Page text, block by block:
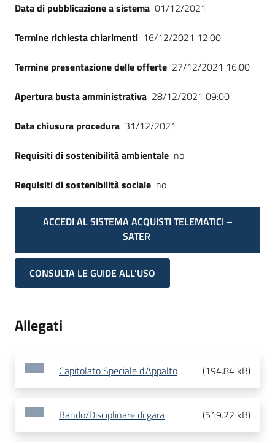
Data di pubblicazione a sistema 01/12/2021
Termine richiesta chiarimenti 16/12/2021 12:00
Termine presentazione delle offerte 27/12/2021 16:00
Apertura busta amministrativa 28/12/2021 09:00
Data chiusura procedura 31/12/2021
Requisiti di sostenibilità ambientale no
Requisiti di sostenibilità sociale no
ACCEDI AL SISTEMA ACQUISTI TELEMATICI –
SATER
CONSULTA LE GUIDE ALL'USO
Allegati
Capitolato Speciale d'Appalto (194.84 kB)
Bando/Disciplinare di gara (519.22 kB)